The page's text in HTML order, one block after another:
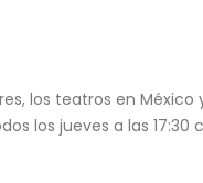
los teatros en
los jueves a las 17:30